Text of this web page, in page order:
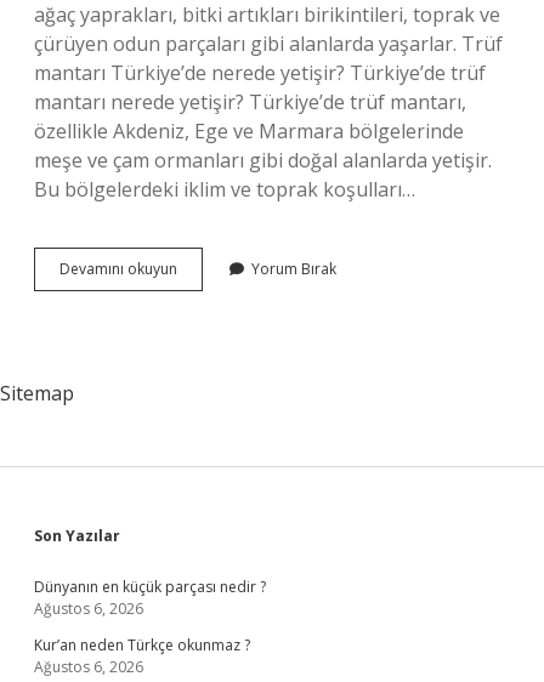
ağaç yaprakları, bitki artıkları birikintileri, toprak ve
çürüyen odun parçaları gibi alanlarda yaşarlar. Trüf
mantarı Türkiye’de nerede yetişir? Türkiye’de trüf
mantarı nerede yetişir? Türkiye’de trüf mantarı,
özellikle Akdeniz, Ege ve Marmara bölgelerinde
meşe ve çam ormanları gibi doğal alanlarda yetişir.
Bu bölgelerdeki iklim ve toprak koşulları…
Devamını okuyun
Elmas
Yorum Bırak
Sitemap
Sidebar
Son Yazılar
Dünyanın en küçük parçası nedir ?
Ağustos 6, 2026
Kur’an neden Türkçe okunmaz ?
Ağustos 6, 2026